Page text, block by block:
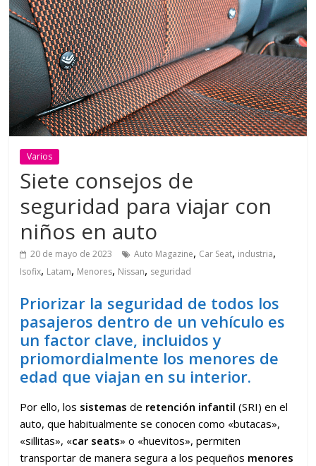
Varios
Siete consejos de
seguridad para viajar con
niños en auto
20 de mayo de 2023 Auto Magazine, Car Seat, industria,
Isofix, Latam, Menores, Nissan, seguridad
Priorizar la seguridad de todos los
pasajeros dentro de un vehículo es
un factor clave, incluidos y
priomordialmente los menores de
edad que viajan en su interior.
Por ello, los sistemasde retención infantil (SRI) en el
auto, que habitualmente se conocen como «butacas»,
«sillitas», «car seats» o «huevitos», permiten
transportar de manera segura a los pequeños menores